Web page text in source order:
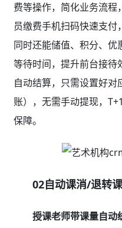
费等操作，简化业务流
员缴费手机扫码快速支付
同时还能储值、积分、
等待时间，提升前台接待
自动结算，只需设置好
账），无需手动提现，
保障。
02自动课消/退转
授课老师带课量自动